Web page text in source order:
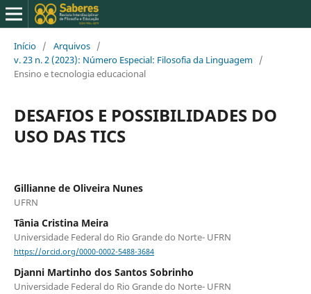
Início / Arquivos /
v. 23 n. 2 (2023): Número Especial: Filosofia da Linguagem /
Ensino e tecnologia educacional
DESAFIOS E POSSIBILIDADES DO
USO DAS TICS
Gillianne de Oliveira Nunes
UFRN
Tânia Cristina Meira
Universidade Federal do Rio Grande do Norte- UFRN
https://orcid.org/0000-0002-5488-3684
Djanni Martinho dos Santos Sobrinho
Universidade Federal do Rio Grande do Norte- UFRN